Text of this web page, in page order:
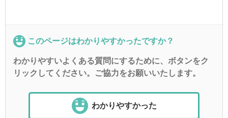
このページはわかりやすかったですか？
わかりやすいよくある質問にするために、ボタンをク
リックしてください。ご協力をお願いいたします。
わかりやすかった